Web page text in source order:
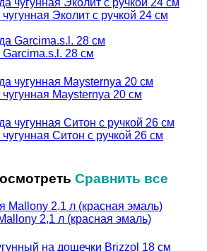
Эколит с ручкой 24 см
28 см
Maysternya 20 см
Ситон с ручкой 26 см
Сравнить все
2,1 л (красная эмаль)